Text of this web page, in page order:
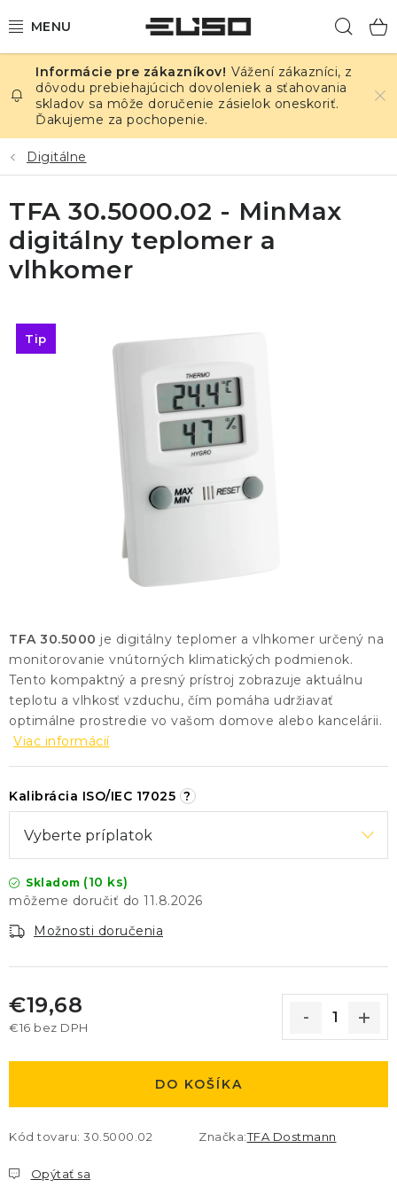
na
ELEKTRINA
TEPLOTA A VLHKOSŤ
TLAK A ÚNIKY
ZÁZNAMNÍKY
KALIBRÁCIA
OSTATNÉ
Obchodné podmienky
Vážení zákazníci, z
dôvodu prebiehajúcich dovoleniek a sťahovania
skladov sa môže doručenie zásielok oneskoriť.
Ďakujeme za pochopenie.
Digitálne
TFA 30.5000 je digitálny teplomer a vlhkomer určený na
monitorovanie vnútorných klimatických podmienok.
Tento kompaktný a presný prístroj zobrazuje aktuálnu
teplotu a vlhkosť vzduchu, čím pomáha udržiavať
optimálne prostredie vo vašom domove alebo kancelárii.
Viac informácií
Kalibrácia ISO/IEC 17025 ?
Skladom (10 ks)
11.8.2026
Možnosti doručenia
€19,68
€16 bez DPH
DO KOŠÍKA
Kód tovaru: 30.5000.02 Značka:TFA Dostmann
Opýtať sa
TFA 30.5000.02 - MinMax
digitálny teplomer a
vlhkomer
Tip